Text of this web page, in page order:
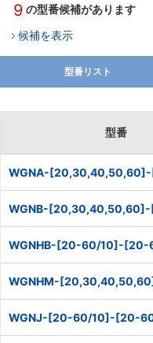
9 の型番候補があります
候補を表示
型番リスト
型番
WGNA-
WGNB-
WGNHB-[20-60/10]-[20-
WGNHM-
WGNJ-[20-60/10]-[20-